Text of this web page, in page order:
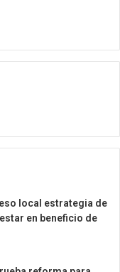
local estrategia de
en beneficio de